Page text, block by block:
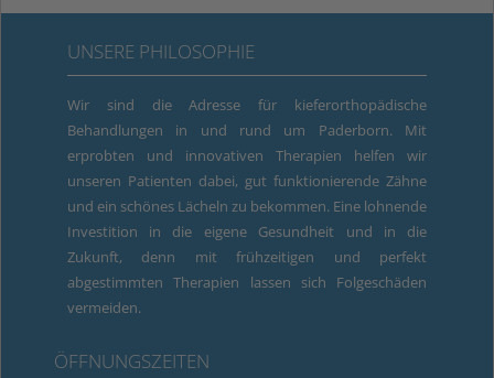
UNSERE PHILOSOPHIE
Wir sind die Adresse für kieferorthopädische
Behandlungen in und rund um Paderborn. Mit
erprobten und innovativen Therapien helfen wir
unseren Patienten dabei, gut funktionierende Zähne
und ein schönes Lächeln zu bekommen. Eine lohnende
Investition in die eigene Gesundheit und in die
Zukunft, denn mit frühzeitigen und perfekt
abgestimmten Therapien lassen sich Folgeschäden
vermeiden.
ÖFFNUNGSZEITEN